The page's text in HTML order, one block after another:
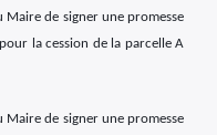
Maire de signer une promesse
la cession de la parcelle A
Maire de signer une promesse